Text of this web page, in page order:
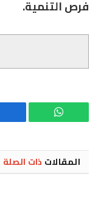
فرص التنمية.
واتساب
المقالات ذات الصلة